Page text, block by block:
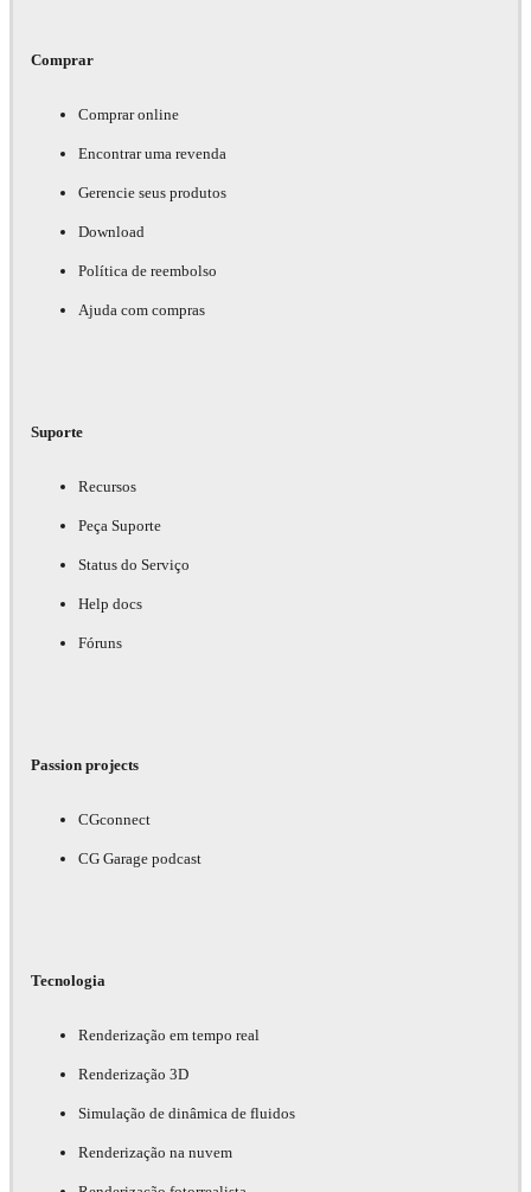
Comprar
Comprar online
Encontrar uma revenda
Gerencie seus produtos
Download
Política de reembolso
Ajuda com compras
Suporte
Recursos
Peça Suporte
Status do Serviço
Help docs
Fóruns
Passion projects
CGconnect
CG Garage podcast
Tecnologia
Renderização em tempo real
Renderização 3D
Simulação de dinâmica de fluidos
Renderização na nuvem